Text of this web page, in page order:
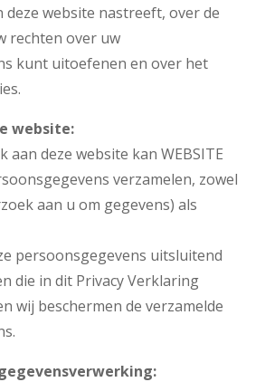
deze website nastreeft, over de
rechten over uw
kunt uitoefenen en over het
website:
aan deze website kan WEBSITE
verzamelen, zowel
aan u om gegevens) als
persoonsgegevens uitsluitend
die in dit Privacy Verklaring
wij beschermen de verzamelde